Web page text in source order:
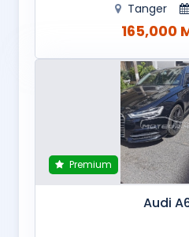
Tanger
165,000
Premium
Audi